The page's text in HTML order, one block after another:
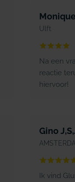
Ulft
Na een
reactie
hiervoor!
Gino
Ik vind